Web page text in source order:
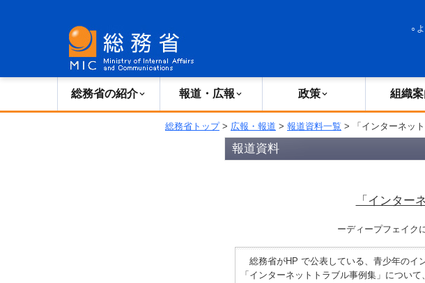
総務省の紹介 報道・広報 政策 組織
総務省トップ> 広報・報道 > 報道資料一覧 > 「インターネッ
報道資料
「インター
ーディープフェイク
総務省がHP で公表している、青少年のイ
「インターネットトラブル事例集」につい